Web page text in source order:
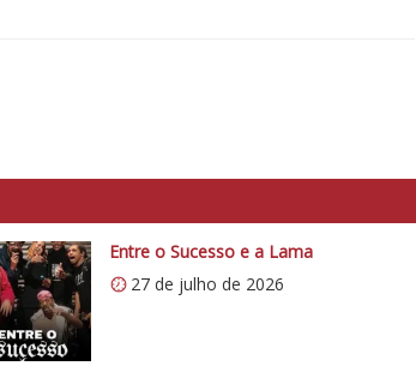
Entre o Sucesso e a Lama
27 de julho de 2026